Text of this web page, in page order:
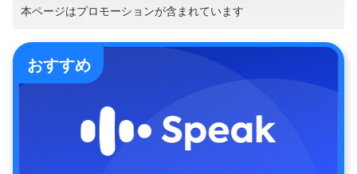
本ページはプロモーションが含まれています
おすすめ